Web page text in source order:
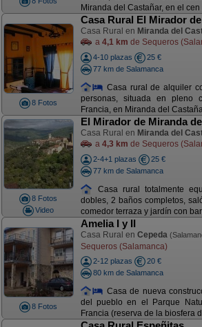
Miranda del Castañar, en el cen
8 Fotos
Casa Rural El Mirador
Casa Rural en Miranda del
a 4,1 km de Sequeros
4-10 plazas
25 €
77 km de Salamanca
Casa rural de alquiler
personas, situada en pleno
Francia, en Miranda del
8 Fotos
Video
El Mirador de Miranda
Casa Rural en Miranda del
a 4,3 km de Sequeros
2-4+1 plazas
25 €
77 km de Salamanca
Casa rural totalmente
dobles, 2 baños completos,
comedor terraza y jardín con
8 Fotos
Amelia I y II
Casa Rural en Cepeda
Sequeros (Salamanca)
2-12 plazas
20 €
80 km de Salamanca
Casa de nueva
del pueblo en el Parque
Francia (reserva de la biosfera